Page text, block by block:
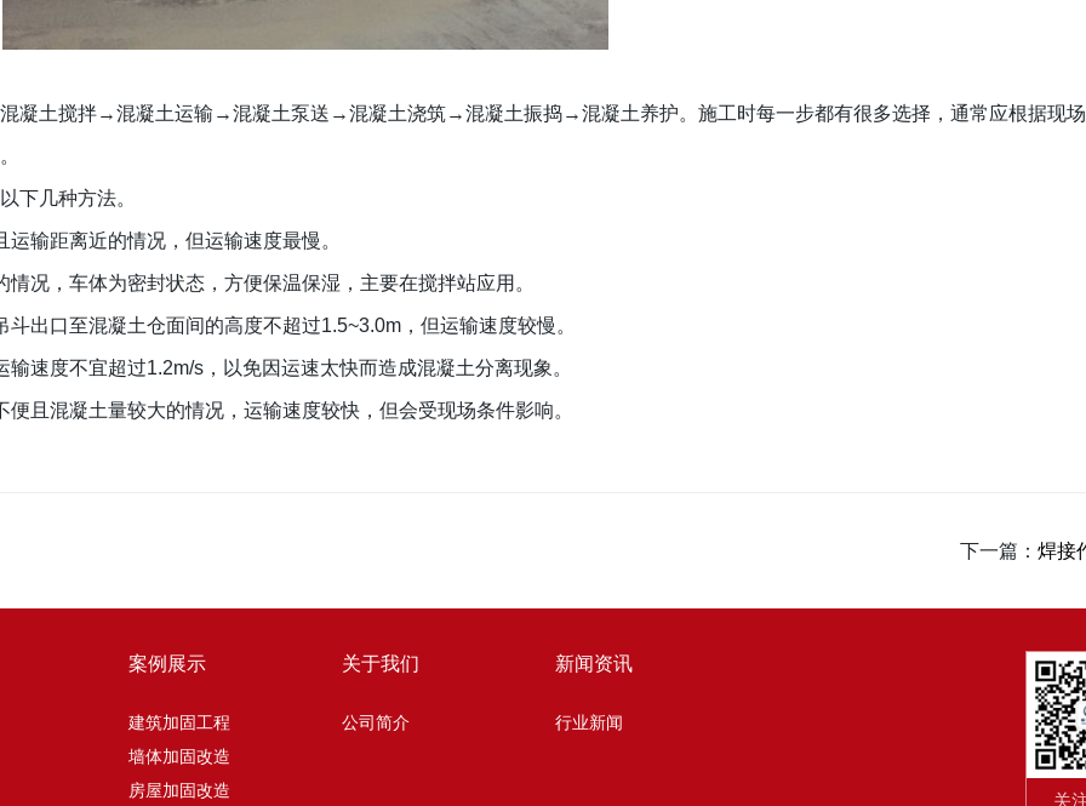
凝土搅拌→混凝土运输→混凝土泵送→混凝土浇筑→混凝土振捣→混凝土养护。施工时每一步都有很多选择，通常应根据现
下几种方法。
输距离近的情况，但运输速度最慢。
况，车体为密封状态，方便保温保湿，主要在搅拌站应用。
出口至混凝土仓面间的高度不超过1.5~3.0m，但运输速度较慢。
速度不宜超过1.2m/s，以免因运速太快而造成混凝土分离现象。
且混凝土量较大的情况，运输速度较快，但会受现场条件影响。
下一篇： 焊接
案例展示
建筑加固工程
墙体加固改造
房屋加固改造
关于我们
公司简介
新闻资讯
行业新闻
关